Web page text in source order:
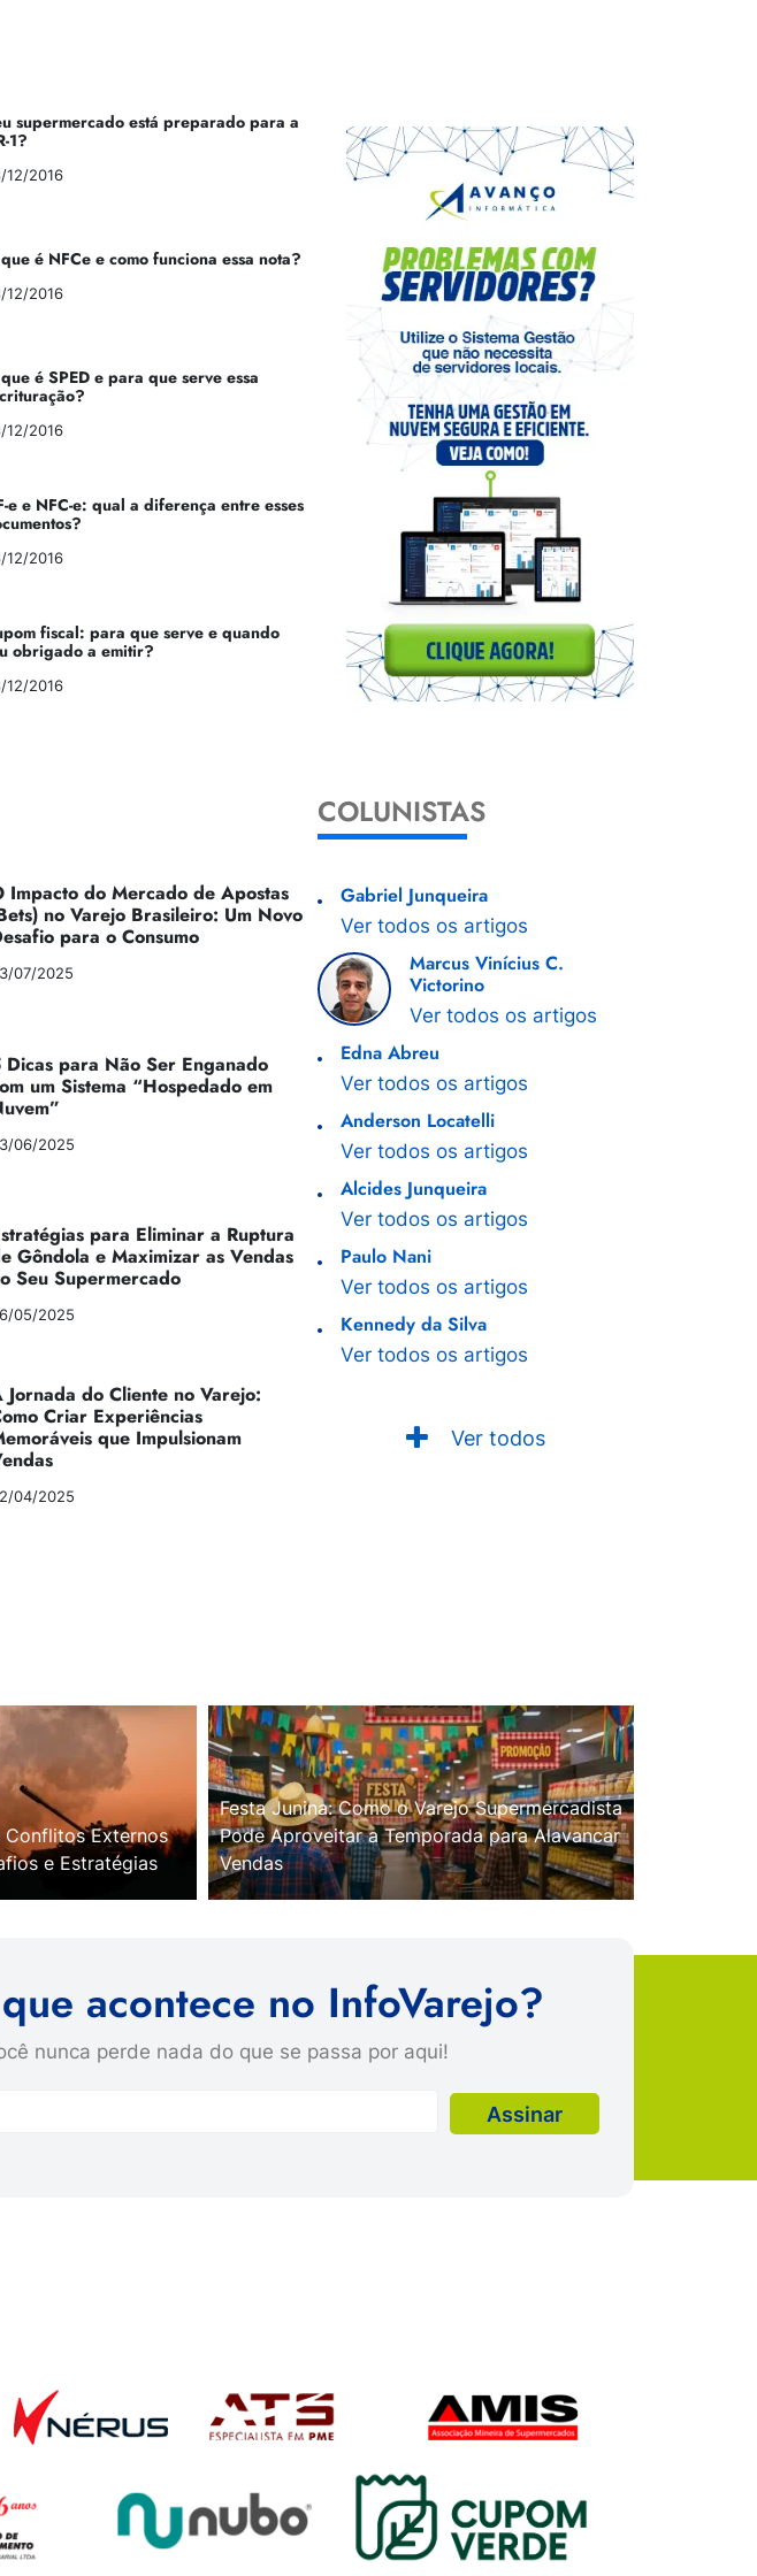
supermercado está preparado para a
1?
12/2016
é NFCe e como funciona essa nota?
12/2016
é SPED e para que serve essa
12/2016
e e NFC-e: qual a diferença entre esses
12/2016
fiscal: para que serve e quando
obrigado a emitir?
12/2016
Impacto do Mercado de Apostas
no Varejo Brasileiro: Um Novo
para o Consumo
07/2025
Dicas para Não Ser Enganado
um Sistema “Hospedado em
06/2025
para Eliminar a Ruptura
Gôndola e Maximizar as Vendas
Seu Supermercado
05/2025
Jornada do Cliente no Varejo:
Criar Experiências
que Impulsionam
04/2025
COLUNISTAS
Gabriel Junqueira
Ver todos os artigos
Marcus Vinícius C.
Victorino
Ver todos os artigos
Edna Abreu
Ver todos os artigos
Anderson Locatelli
Ver todos os artigos
Alcides Junqueira
Ver todos os artigos
Paulo Nani
Ver todos os artigos
Kennedy da Silva
Ver todos os artigos
Ver todos
Conflitos Externos
e Estratégias
Festa Junina: Como o Varejo Supermercadista
Pode Aproveitar a Temporada para Alavancar
Vendas
acontece no InfoVarejo?
nunca perde nada do que se passa por aqui!